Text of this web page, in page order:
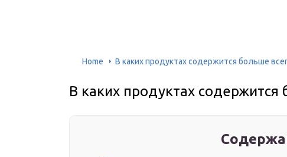
Home В каких продуктах содержится больше
В каких продуктах содержится